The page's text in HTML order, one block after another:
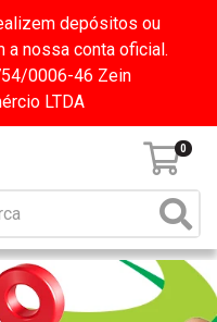
depósitos ou
a nossa conta oficial.
0006-46 Zein
LTDA
0